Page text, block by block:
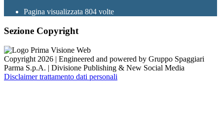
Pagina visualizzata 804 volte
Sezione Copyright
Copyright 2026 | Engineered and powered by Gruppo Spaggiari
Parma S.p.A. | Divisione Publishing & New Social Media
Disclaimer trattamento dati personali